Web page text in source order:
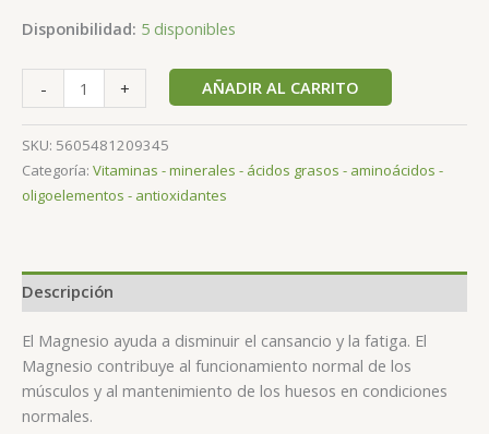
Disponibilidad: 5 disponibles
- + AÑADIR AL CARRITO
SKU: 5605481209345
Categoría: Vitaminas - minerales - ácidos grasos - aminoácidos -
oligoelementos - antioxidantes
Descripción
El Magnesio ayuda a disminuir el cansancio y la fatiga. El
Magnesio contribuye al funcionamiento normal de los
músculos y al mantenimiento de los huesos en condiciones
normales.